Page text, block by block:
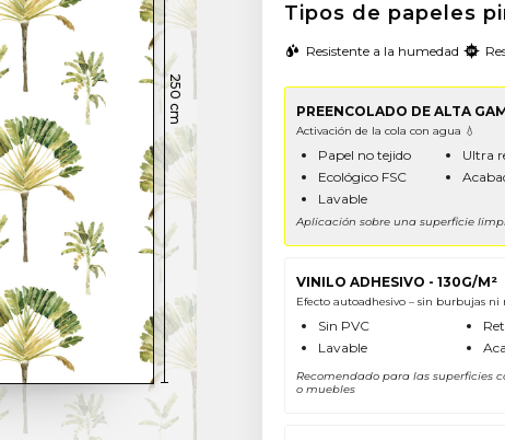
250
cm
Tipos de papeles
Resistente a la humedad
PREENCOLADO DE ALTA
Activación de la cola con agua 💧
Papel no tejido
Ecológico FSC
Lavable
Ultra
Aplicación sobre una superficie
VINILO ADHESIVO - 130G/M²
Efecto autoadhesivo – sin burbujas ni
Sin PVC
Lavable
Recomendado para las superficies
o muebles